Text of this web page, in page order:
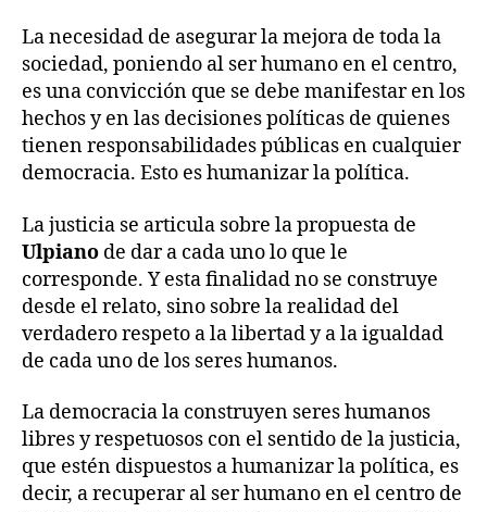
La necesidad de asegurar la mejora de toda la
sociedad, poniendo al ser humano en el centro,
es una convicción que se debe manifestar en los
hechos y en las decisiones políticas de quienes
tienen responsabilidades públicas en cualquier
democracia. Esto es humanizar la política.
La justicia se articula sobre la propuesta de
Ulpiano de dar a cada uno lo que le
corresponde. Y esta finalidad no se construye
desde el relato, sino sobre la realidad del
verdadero respeto a la libertad y a la igualdad
de cada uno de los seres humanos.
La democracia la construyen seres humanos
libres y respetuosos con el sentido de la justicia,
que estén dispuestos a humanizar la política, es
decir, a recuperar al ser humano en el centro de